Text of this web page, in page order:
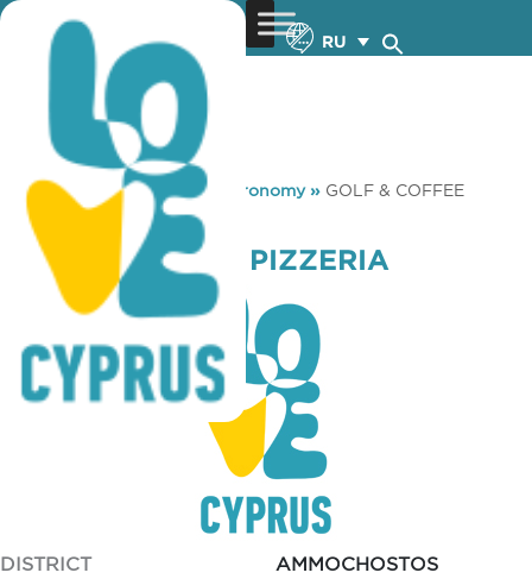
RU
You are here: Home »Gastronomy» GOLF & COFFEE
PIZZERIA
GOLF & COFFEE PIZZERIA
DISTRICT
AMMOCHOSTOS